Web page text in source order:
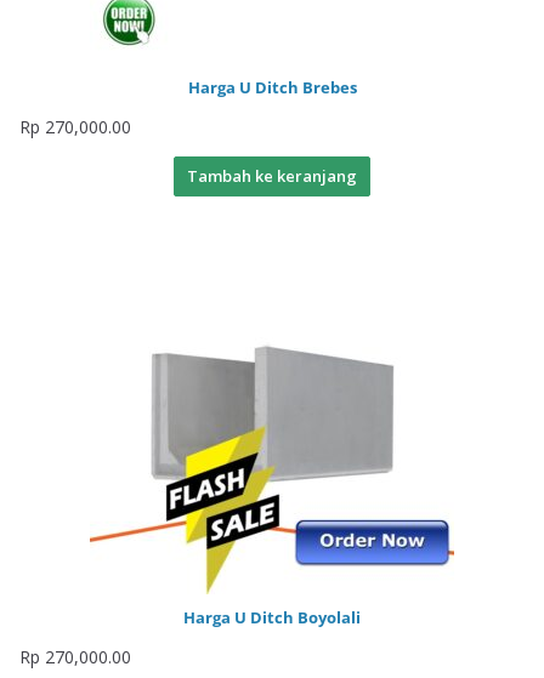
Harga U Ditch Brebes
Rp 270,000.00
Tambah ke keranjang
Harga U Ditch Boyolali
Rp 270,000.00